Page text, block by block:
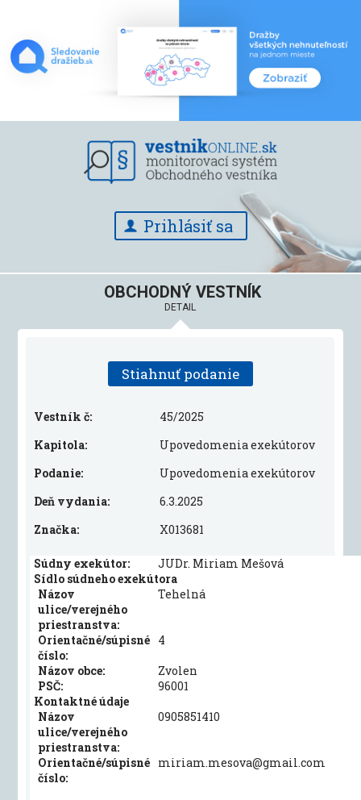
Prihlásiť sa
OBCHODNÝ VESTNÍK
DETAIL
Stiahnuť podanie
Vestník č:
45/2025
Kapitola:
Upovedomenia exekútorov
Podanie:
Upovedomenia exekútorov
Deň vydania:
6.3.2025
Značka:
X013681
Súdny exekútor:
JUDr. Miriam Mešová
Sídlo súdneho exekútora
Názov
ulice/verejného
priestranstva:
Tehelná
Orientačné/súpisné
číslo:
4
Názov obce:
Zvolen
PSČ:
96001
Kontaktné údaje
Názov
ulice/verejného
priestranstva:
0905851410
Orientačné/súpisné
číslo:
miriam.mesova@gmail.com